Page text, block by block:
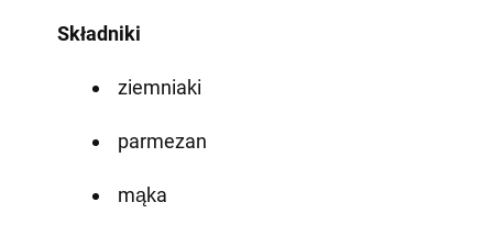
Składniki
ziemniaki
parmezan
mąka